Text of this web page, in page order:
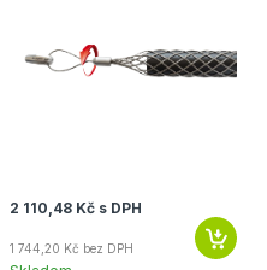
2 110,48 Kč s DPH
1 744,20 Kč bez DPH